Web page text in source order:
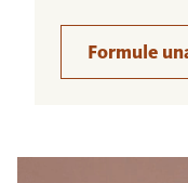
Formule